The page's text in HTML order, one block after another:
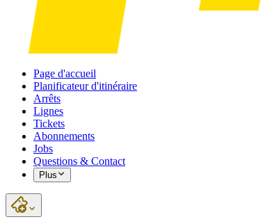
Page d'accueil
Planificateur d'itinéraire
Arrêts
Lignes
Tickets
Abonnements
Jobs
Questions & Contact
Plus